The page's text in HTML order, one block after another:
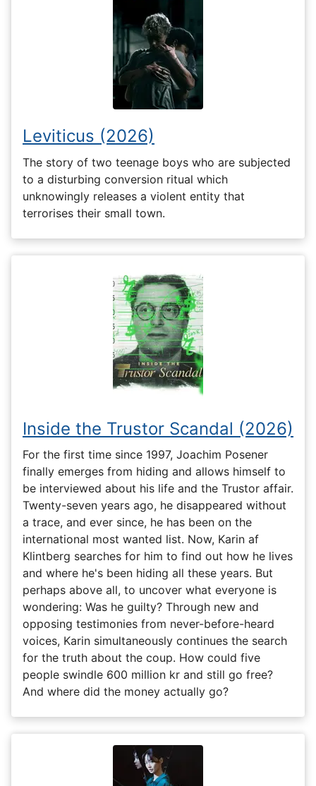
Leviticus (2026)
The story of two teenage boys who are subjected
to a disturbing conversion ritual which
unknowingly releases a violent entity that
terrorises their small town.
Inside the Trustor Scandal (2026)
For the first time since 1997, Joachim Posener
finally emerges from hiding and allows himself to
be interviewed about his life and the Trustor affair.
Twenty-seven years ago, he disappeared without
a trace, and ever since, he has been on the
international most wanted list. Now, Karin af
Klintberg searches for him to find out how he lives
and where he's been hiding all these years. But
perhaps above all, to uncover what everyone is
wondering: Was he guilty? Through new and
opposing testimonies from never-before-heard
voices, Karin simultaneously continues the search
for the truth about the coup. How could five
people swindle 600 million kr and still go free?
And where did the money actually go?